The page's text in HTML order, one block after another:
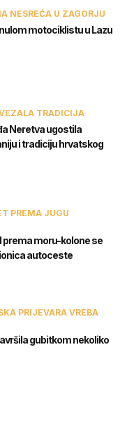
NESREĆA U ZAGORJU
motociklistu u Lazu
TRADICIJA
Neretva ugostila
i tradiciju hrvatskog
PREMA JUGU
prema moru-kolone se
autoceste
PRIJEVARA VREBA
gubitkom nekoliko